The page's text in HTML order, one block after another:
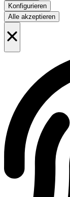
Konfigurieren
Alle akzeptieren